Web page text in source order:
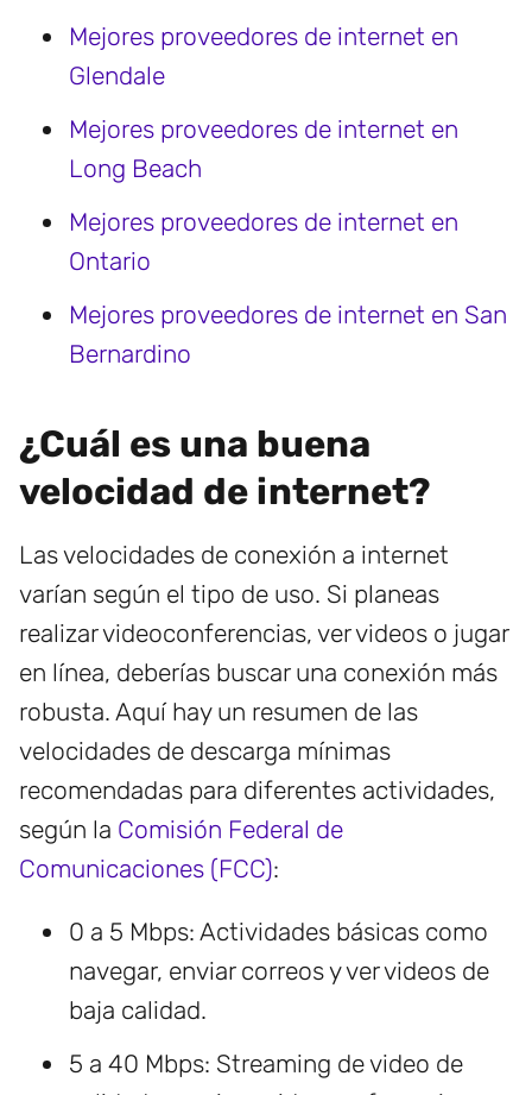
Mejores proveedores de internet en
Glendale
Mejores proveedores de internet en
Long Beach
Mejores proveedores de internet en
Ontario
Mejores proveedores de internet en San
Bernardino
¿Cuál es una buena
velocidad de internet?
Las velocidades de conexión a internet
varían según el tipo de uso. Si planeas
realizar videoconferencias, ver videos o jugar
en línea, deberías buscar una conexión más
robusta. Aquí hay un resumen de las
velocidades de descarga mínimas
recomendadas para diferentes actividades,
según la Comisión Federal de
Comunicaciones (FCC):
0 a 5 Mbps: Actividades básicas como
navegar, enviar correos y ver videos de
baja calidad.
5 a 40 Mbps: Streaming de video de